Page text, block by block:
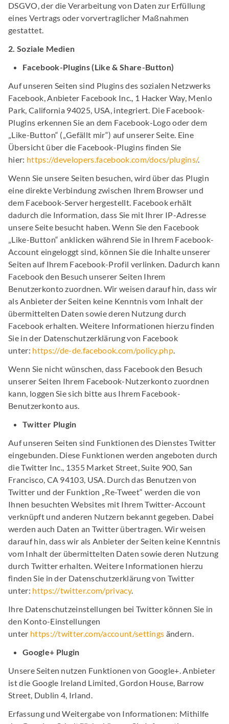
DSGVO, der die Verarbeitung von Daten zur Erfüllung
eines Vertrags oder vorvertraglicher Maßnahmen
gestattet.
2. Soziale Medien
Facebook-Plugins (Like & Share-Button)
Auf unseren Seiten sind Plugins des sozialen Netzwerks
Facebook, Anbieter Facebook Inc., 1 Hacker Way, Menlo
Park, California 94025, USA, integriert. Die Facebook-
Plugins erkennen Sie an dem Facebook-Logo oder dem
„Like-Button“ („Gefällt mir“) auf unserer Seite. Eine
Übersicht über die Facebook-Plugins finden Sie
hier: https://developers.facebook.com/docs/plugins/.
Wenn Sie unsere Seiten besuchen, wird über das Plugin
eine direkte Verbindung zwischen Ihrem Browser und
dem Facebook-Server hergestellt. Facebook erhält
dadurch die Information, dass Sie mit Ihrer IP-Adresse
unsere Seite besucht haben. Wenn Sie den Facebook
„Like-Button“ anklicken während Sie in Ihrem Facebook-
Account eingeloggt sind, können Sie die Inhalte unserer
Seiten auf Ihrem Facebook-Profil verlinken. Dadurch kann
Facebook den Besuch unserer Seiten Ihrem
Benutzerkonto zuordnen. Wir weisen darauf hin, dass wir
als Anbieter der Seiten keine Kenntnis vom Inhalt der
übermittelten Daten sowie deren Nutzung durch
Facebook erhalten. Weitere Informationen hierzu finden
Sie in der Datenschutzerklärung von Facebook
unter: https://de-de.facebook.com/policy.php.
Wenn Sie nicht wünschen, dass Facebook den Besuch
unserer Seiten Ihrem Facebook-Nutzerkonto zuordnen
kann, loggen Sie sich bitte aus Ihrem Facebook-
Benutzerkonto aus.
Twitter Plugin
Auf unseren Seiten sind Funktionen des Dienstes Twitter
eingebunden. Diese Funktionen werden angeboten durch
die Twitter Inc., 1355 Market Street, Suite 900, San
Francisco, CA 94103, USA. Durch das Benutzen von
Twitter und der Funktion „Re-Tweet“ werden die von
Ihnen besuchten Websites mit Ihrem Twitter-Account
verknüpft und anderen Nutzern bekannt gegeben. Dabei
werden auch Daten an Twitter übertragen. Wir weisen
darauf hin, dass wir als Anbieter der Seiten keine Kenntnis
vom Inhalt der übermittelten Daten sowie deren Nutzung
durch Twitter erhalten. Weitere Informationen hierzu
finden Sie in der Datenschutzerklärung von Twitter
unter: https://twitter.com/privacy.
Ihre Datenschutzeinstellungen bei Twitter können Sie in
den Konto-Einstellungen
unter https://twitter.com/account/settings ändern.
Google+ Plugin
Unsere Seiten nutzen Funktionen von Google+. Anbieter
ist die Google Ireland Limited, Gordon House, Barrow
Street, Dublin 4, Irland.
Erfassung und Weitergabe von Informationen: Mithilfe